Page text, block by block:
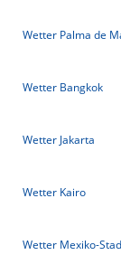
Wetter Palma de
Wetter Bangkok
Wetter Jakarta
Wetter Kairo
Wetter Mexiko-